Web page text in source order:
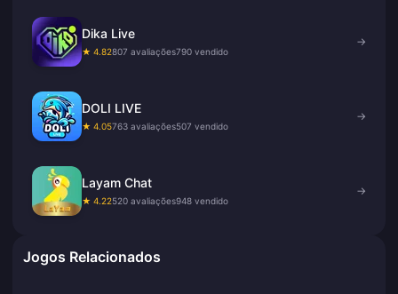
Dika Live
★ 4.82807 avaliações790 vendido
→
DOLI LIVE
★ 4.05763 avaliações507 vendido
→
Layam Chat
★ 4.22520 avaliações948 vendido
→
Jogos Relacionados